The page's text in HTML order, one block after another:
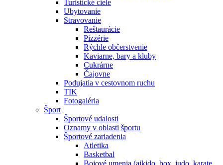
Turistické ciele
Ubytovanie
Stravovanie
Reštaurácie
Pizzérie
Rýchle občerstvenie
Kaviarne, bary a kluby
Cukrárne
Čajovne
Podujatia v cestovnom ruchu
TIK
Fotogaléria
Šport
Športové udalosti
Oznamy v oblasti športu
Športové zariadenia
Atletika
Basketbal
Bojové umenia (aikido, box, judo, karate